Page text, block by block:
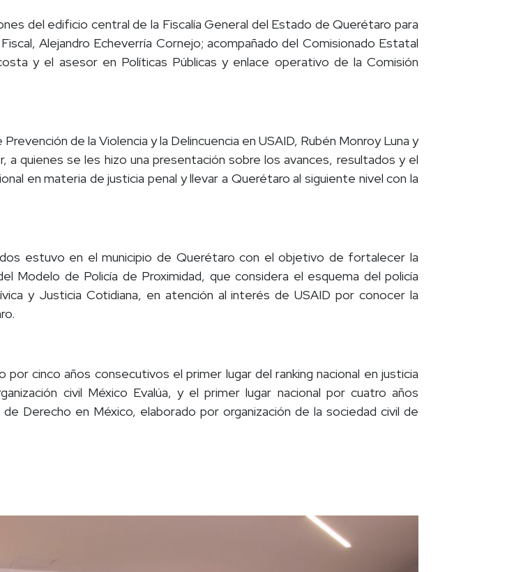
del edificio central de la Fiscalía General del Estado de Querétaro para
Alejandro Echeverría Cornejo; acompañado del Comisionado Estatal
y el asesor en Políticas Públicas y enlace operativo de la Comisión
de la Violencia y la Delincuencia en USAID, Rubén Monroy Luna y
quienes se les hizo una presentación sobre los avances, resultados y el
en materia de justicia penal y llevar a Querétaro al siguiente nivel con la
estuvo en el municipio de Querétaro con el objetivo de fortalecer la
Modelo de Policía de Proximidad, que considera el esquema del policía
y Justicia Cotidiana, en atención al interés de USAID por conocer la
cinco años consecutivos el primer lugar del ranking nacional en justicia
civil México Evalúa, y el primer lugar nacional por cuatro años
Derecho en México, elaborado por organización de la sociedad civil de